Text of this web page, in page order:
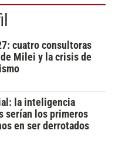
cuatro consultoras
Milei y la crisis de
la inteligencia
serían los primeros
en ser derrotados